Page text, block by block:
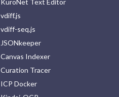
KuroNet Text Editor
vdiff.js
vdiff-seq.js
JSONkeeper
Canvas Indexer
Curation Tracer
ICP Docker